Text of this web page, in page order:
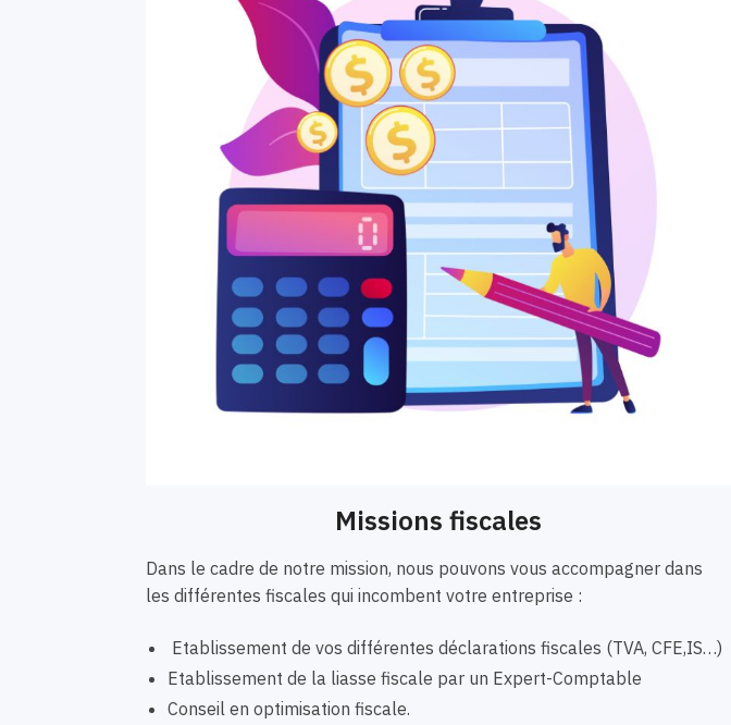
Missions fiscales
Dans le cadre de notre mission, nous pouvons vous accompagner dans
les différentes fiscales qui incombent votre entreprise :
Etablissement de vos différentes déclarations fiscales (TVA, CFE,IS…)
Etablissement de la liasse fiscale par un Expert-Comptable
Conseil en optimisation fiscale.